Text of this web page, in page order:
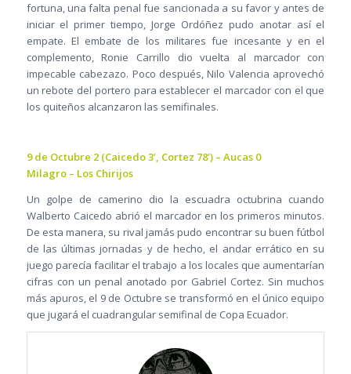
fortuna, una falta penal fue sancionada a su favor y antes de
iniciar el primer tiempo, Jorge Ordóñez pudo anotar así el
empate. El embate de los militares fue incesante y en el
complemento, Ronie Carrillo dio vuelta al marcador con
impecable cabezazo. Poco después, Nilo Valencia aprovechó
un rebote del portero para establecer el marcador con el que
los quiteños alcanzaron las semifinales.
9 de Octubre 2 (Caicedo 3’, Cortez 78’) – Aucas 0
Milagro – Los Chirijos
Un golpe de camerino dio la escuadra octubrina cuando
Walberto Caicedo abrió el marcador en los primeros minutos.
De esta manera, su rival jamás pudo encontrar su buen fútbol
de las últimas jornadas y de hecho, el andar errático en su
juego parecía facilitar el trabajo a los locales que aumentarían
cifras con un penal anotado por Gabriel Cortez. Sin muchos
más apuros, el 9 de Octubre se transformó en el único equipo
que jugará el cuadrangular semifinal de Copa Ecuador.